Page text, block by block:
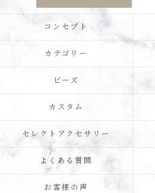
コンセプト
カテゴリー
ビーズ
カスタム
セレクトアクセサリー
よくある質問
お客様の声